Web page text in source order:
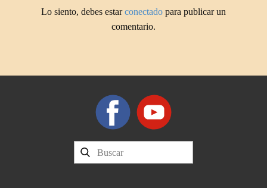
Lo siento, debes estarconectado para publicar un
comentario.